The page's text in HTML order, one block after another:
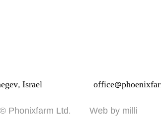
Israel
Phonixfarm Ltd. Web by milli